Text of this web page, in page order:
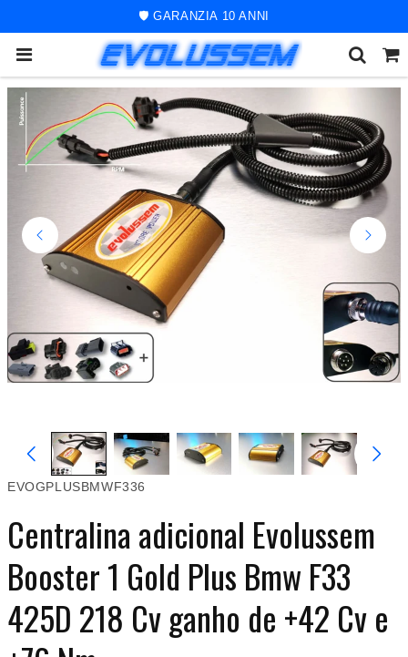
🚀 ORDINE SPEDITO ENTRO 48 ORE
EVOGPLUSBMWF336
Centralina adicional Evolussem
Booster 1 Gold Plus Bmw F33
425D 218 Cv ganho de +42 Cv e